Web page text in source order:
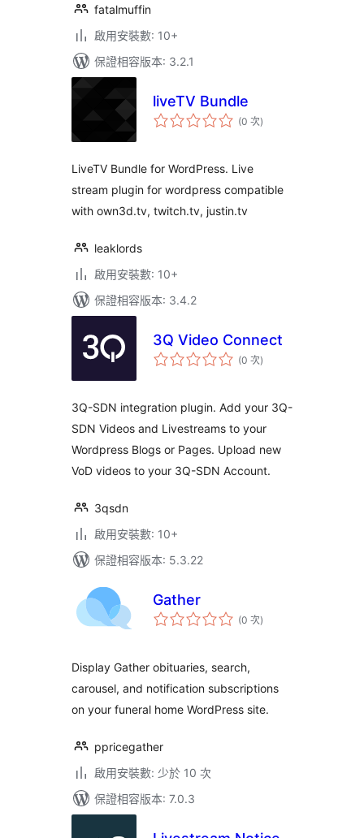
fatalmuffin
啟用安裝數: 10+
保證相容版本: 3.2.1
liveTV Bundle
(0 次評
分)
LiveTV Bundle for WordPress. Live
stream plugin for wordpress compatible
with own3d.tv, twitch.tv, justin.tv
leaklords
啟用安裝數: 10+
保證相容版本: 3.4.2
3Q Video Connect
(0 次評
分)
3Q-SDN integration plugin. Add your 3Q-
SDN Videos and Livestreams to your
Wordpress Blogs or Pages. Upload new
VoD videos to your 3Q-SDN Account.
3qsdn
啟用安裝數: 10+
保證相容版本: 5.3.22
Gather
(0 次評
分)
Display Gather obituaries, search,
carousel, and notification subscriptions
on your funeral home WordPress site.
ppricegather
啟用安裝數: 少於 10 次
保證相容版本: 7.0.3